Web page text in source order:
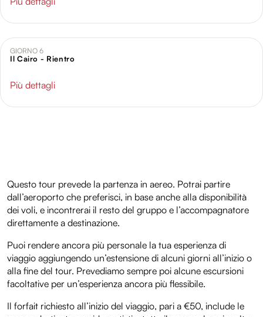
nostri partner che si occupano di analisi dei dati web,
pubblicità e social media, i quali potrebbero combinarle
con altre informazioni che hai fornito loro o che hanno
GIORNO 6
Il Cairo - Rientro
Più dettagli
Questo tour prevede la partenza in aereo. Potrai partire
dall’aeroporto che preferisci, in base anche alla disponibilità
dei voli, e incontrerai il resto del gruppo e l’accompagnatore
direttamente a destinazione.
Puoi rendere ancora più personale la tua esperienza di
viaggio aggiungendo un’estensione di alcuni giorni all’inizio o
alla fine del tour. Prevediamo sempre poi alcune escursioni
facoltative per un’esperienza ancora più flessibile.
Il forfait richiesto all’inizio del viaggio, pari a €50, include le